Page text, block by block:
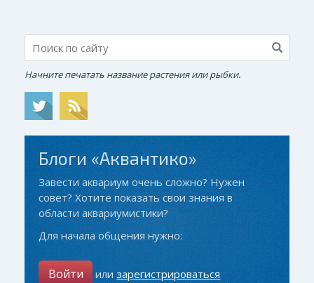
Начните печатать название растения или рыбки.
Блоги «Аквантико»
Завести аквариум очень сложно? Нужен
совет? Хотите показать свои знания в
области аквариумистики?
Для начала общения нужно:
Войти илизарегистрироваться